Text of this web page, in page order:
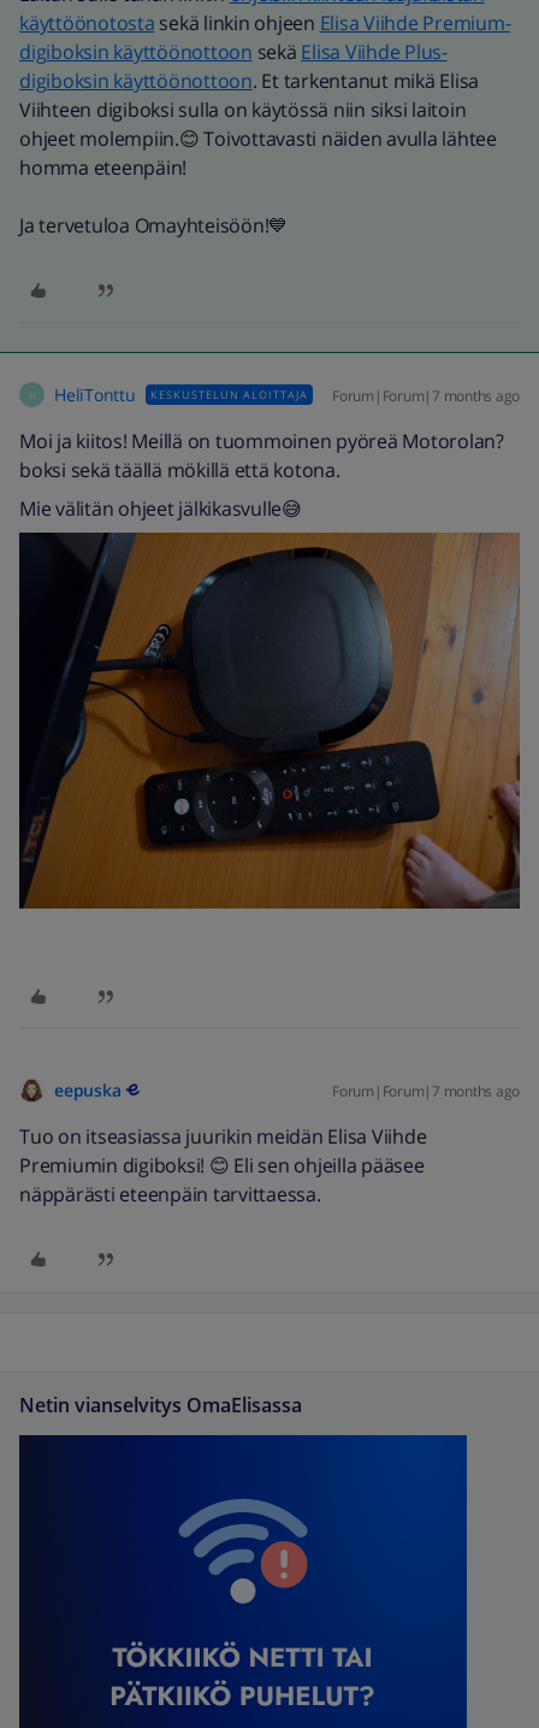
käyttöönotosta sekä linkin ohjeen Elisa Viihde Premium-
digiboksin käyttöönottoon sekä Elisa Viihde Plus-
digiboksin käyttöönottoon. Et tarkentanut mikä Elisa
Viihteen digiboksi sulla on käytössä niin siksi laitoin
ohjeet molempiin.😊 Toivottavasti näiden avulla lähtee
homma eteenpäin!
Ja tervetuloa Omayhteisöön!💙
H HeliTonttu KESKUSTELUN ALOITTAJA Forum|Forum|7 months ago
Moi ja kiitos! Meillä on tuommoinen pyöreä Motorolan?
boksi sekä täällä mökillä että kotona.
Mie välitän ohjeet jälkikasvulle😅
eepuska Forum|Forum|7 months ago
Tuo on itseasiassa juurikin meidän Elisa Viihde
Premiumin digiboksi! 😊 Eli sen ohjeilla pääsee
näppärästi eteenpäin tarvittaessa.
Netin vianselvitys OmaElisassa